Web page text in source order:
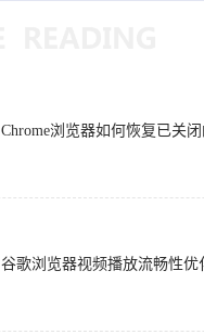
Chrome浏览器如何恢复已关
谷歌浏览器视频播放流畅性优